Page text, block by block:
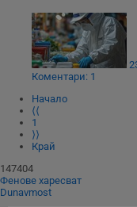
Коментари: 1
Начало
⟨⟨
1
⟩⟩
Край
147404
Фенове харесват
Dunavmost